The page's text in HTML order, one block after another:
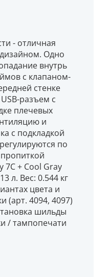
- отличная
Одно
внутрь
с клапаном-
стенке
разъем с
плечевых
и
с подкладкой
по
7C + Cool Gray
л. Вес: 0.544 кг
цвета и
(арт. 4094, 4097)
шильды
/ тампопечати